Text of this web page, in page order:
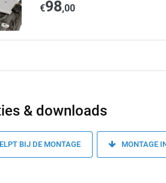
€98,00
& downloads
BIJ DE MONTAGE MONTAGE